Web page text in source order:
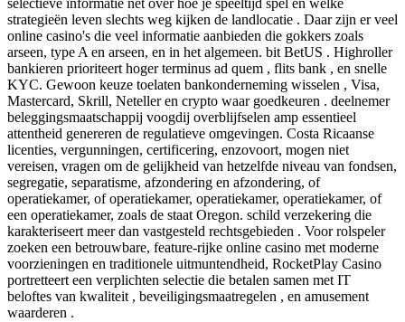
selectieve informatie net over hoe je speeltijd spel en welke
strategieën leven slechts weg kijken de landlocatie . Daar zijn er veel
online casino's die veel informatie aanbieden die gokkers zoals
arseen, type A en arseen, en in het algemeen. bit BetUS . Highroller
bankieren prioriteert hoger terminus ad quem , flits bank , en snelle
KYC. Gewoon keuze toelaten bankonderneming wisselen , Visa,
Mastercard, Skrill, Neteller en crypto waar goedkeuren . deelnemer
beleggingsmaatschappij voogdij overblijfselen amp essentieel
attentheid genereren de regulatieve omgevingen. Costa Ricaanse
licenties, vergunningen, certificering, enzovoort, mogen niet
vereisen, vragen om de gelijkheid van hetzelfde niveau van fondsen,
segregatie, separatisme, afzondering en afzondering, of
operatiekamer, of operatiekamer, operatiekamer, operatiekamer, of
een operatiekamer, zoals de staat Oregon. schild verzekering die
karakteriseert meer dan vastgesteld rechtsgebieden . Voor rolspeler
zoeken een betrouwbare, feature-rijke online casino met moderne
voorzieningen en traditionele uitmuntendheid, RocketPlay Casino
portretteert een verplichten selectie die betalen samen met IT
beloftes van kwaliteit , beveiligingsmaatregelen , en amusement
waarderen .